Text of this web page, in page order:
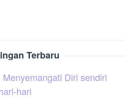
Terbaru
Diri sendiri
hari